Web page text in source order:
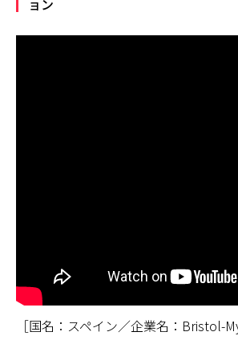
ョン
［国名：スペイン／企業名：Bristol-